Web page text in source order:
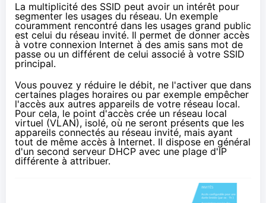
La multiplicité des SSID peut avoir un intérêt pour
segmenter les usages du réseau. Un exemple
couramment rencontré dans les usages grand public
est celui du réseau invité. Il permet de donner accès
à votre connexion Internet à des amis sans mot de
passe ou un différent de celui associé à votre SSID
principal.
Vous pouvez y réduire le débit, ne l'activer que dans
certaines plages horaires ou par exemple empêcher
l'accès aux autres appareils de votre réseau local.
Pour cela, le point d'accès crée un réseau local
virtuel (VLAN), isolé, où ne seront présents que les
appareils connectés au réseau invité, mais ayant
tout de même accès à Internet. Il dispose en général
d'un second serveur DHCP avec une plage d'IP
différente à attribuer.